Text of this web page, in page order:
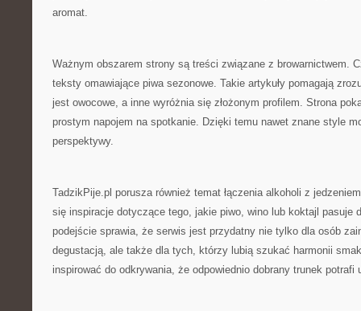
aromat.
Ważnym obszarem strony są treści związane z browarnictwem.
teksty omawiające piwa sezonowe. Takie artykuły pomagają
jest owocowe, a inne wyróżnia się złożonym profilem. Strona
prostym napojem na spotkanie. Dzięki temu nawet znane style
perspektywy.
TadzikPije.pl porusza również temat łączenia alkoholi z
się inspiracje dotyczące tego, jakie piwo, wino lub koktajl pasuje
podejście sprawia, że serwis jest przydatny nie tylko dla osób
degustacją, ale także dla tych, którzy lubią szukać harmonii
inspirować do odkrywania, że odpowiednio dobrany trunek potrafi